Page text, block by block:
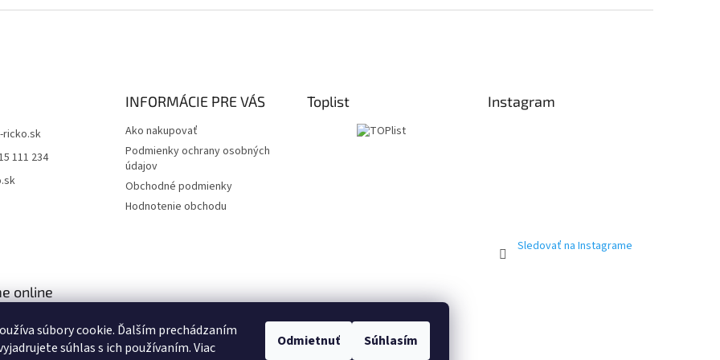
súbory cookie. Ďalším prechádzaním
súhlas s ich používaním. Viac
Odmietnuť Súhlasím
ricko.sk
111 234
INFORMÁCIE PRE VÁS
Ako nakupovať
Podmienky ochrany osobných
údajov
Obchodné podmienky
Hodnotenie obchodu
Toplist Instagram
Sledovať na Instagrame
online